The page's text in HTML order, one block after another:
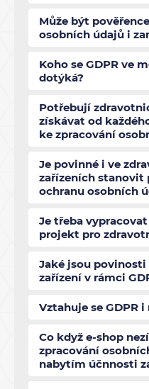
Může být
osobních údajů i
Koho se GDPR ve
dotýká?
Potřebují
získávat od
ke zpracování
Je povinné i ve
zařízeních stanovit
ochranu osobních
Je třeba
projekt pro
Jaké jsou
zařízení v rámci
Vztahuje se GDPR i
Co když e-shop
zpracování
nabytím účnnosti